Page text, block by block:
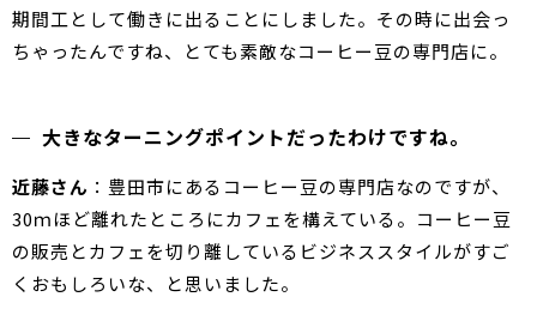
期間工として働きに出ることにしました。その時に出会っ
ちゃったんですね、とても素敵なコーヒー豆の専門店に。
大きなターニングポイントだったわけですね。
近藤さん ：豊田市にあるコーヒー豆の専門店なのですが、
30ｍほど離れたところにカフェを構えている。コーヒー豆
の販売とカフェを切り離しているビジネススタイルがすご
くおもしろいな、と思いました。